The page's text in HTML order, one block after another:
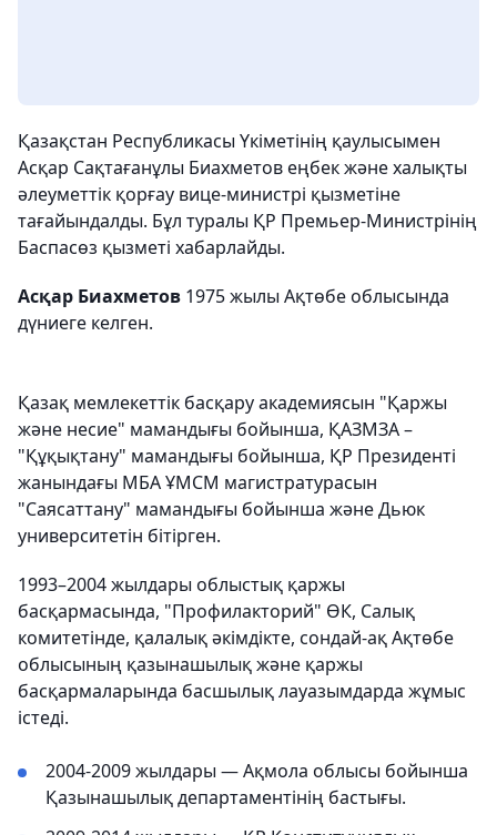
Қазақстан Республикасы Үкіметінің қаулысымен
Асқар Сақтағанұлы Биахметов еңбек және халықты
әлеуметтік қорғау вице-министрі қызметіне
тағайындалды. Бұл туралы ҚР Премьер-Министрінің
Баспасөз қызметі хабарлайды.
Асқар Биахметов 1975 жылы Ақтөбе облысында
дүниеге келген.
Қазақ мемлекеттік басқару академиясын "Қаржы
және несие" мамандығы бойынша, ҚАЗМЗА –
"Құқықтану" мамандығы бойынша, ҚР Президенті
жанындағы МБА ҰМСМ магистратурасын
"Саясаттану" мамандығы бойынша және Дьюк
университетін бітірген.
1993–2004 жылдары облыстық қаржы
басқармасында, "Профилакторий" ӨК, Салық
комитетінде, қалалық әкімдікте, сондай-ақ Ақтөбе
облысының қазынашылық және қаржы
басқармаларында басшылық лауазымдарда жұмыс
істеді.
2004-2009 жылдары — Ақмола облысы бойынша
Қазынашылық департаментінің бастығы.